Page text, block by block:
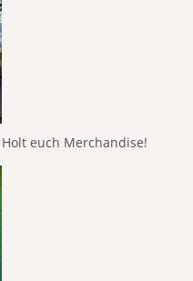
euch Merchandise!